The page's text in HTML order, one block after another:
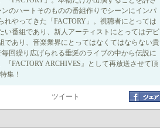
のハートそのものの番組作りでシーンにインパ
やってきた「FACTORY」。視聴者にとっては
い番組であり、新人アーティストにとってはデビ
であり、音楽業界にとってはなくてはならない貴
回繰り広げられる垂涎のライブの中から伝説に
FACTORY ARCHIVES』として再放送させて頂
集！
ツイート